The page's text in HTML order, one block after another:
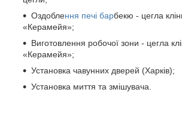
Оздоблення печі барбекю - цегла
«Керамейя»;
Виготовлення робочої зони - цегла
«Керамейя»;
Установка чавунних дверей (Харків);
Установка миття та змішувача.